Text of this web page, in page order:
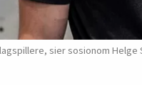
sier sosionom Helge